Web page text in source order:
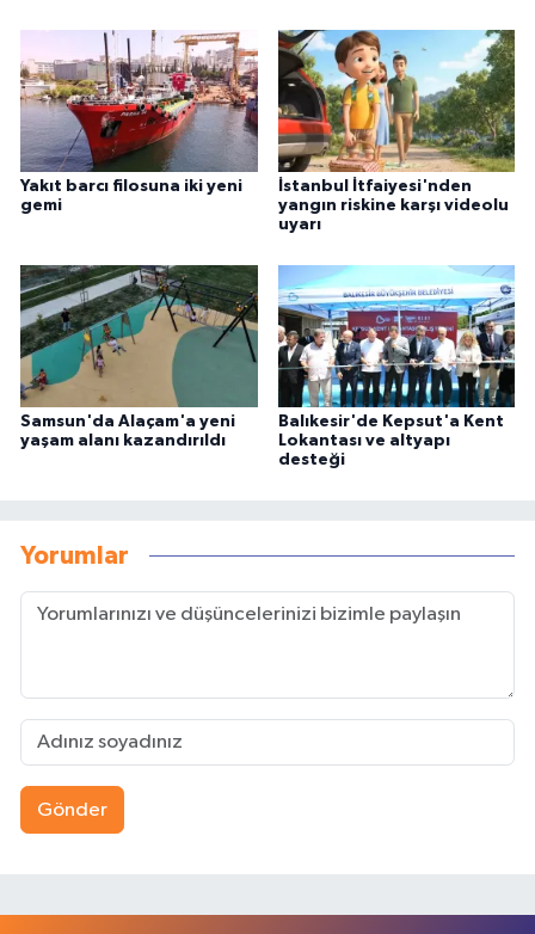
Yakıt barcı filosuna iki yeni
gemi
İstanbul İtfaiyesi'nden
yangın riskine karşı videolu
uyarı
Samsun'da Alaçam'a yeni
yaşam alanı kazandırıldı
Balıkesir'de Kepsut'a Kent
Lokantası ve altyapı
desteği
Yorumlar
Gönder